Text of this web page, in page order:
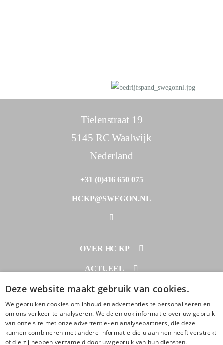
Tielenstraat 19
5145 RC Waalwijk
Nederland
+31 (0)416 650 075
HCKP@SWEGON.NL
OVER HC KP
PROJECTEN
DOWNLOADS
OVER ONS
BEGRIPPENLIJST
ACTUEEL
NIEUWS
CONTACT
CONTACT
ZOEKEN
AFSPRAAK MAKEN
© 2020 - 2026
Deze website maakt gebruik van cookies.
We gebruiken cookies om inhoud en advertenties te personaliseren en
om ons verkeer te analyseren. We delen ook informatie over uw gebruik
van onze site met onze advertentie- en analysepartners, die deze
kunnen combineren met andere informatie die u aan hen heeft verstrekt
of die zij hebben verzameld door uw gebruik van hun diensten.